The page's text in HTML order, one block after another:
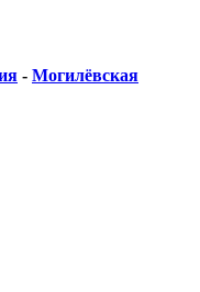
- Могилёвская